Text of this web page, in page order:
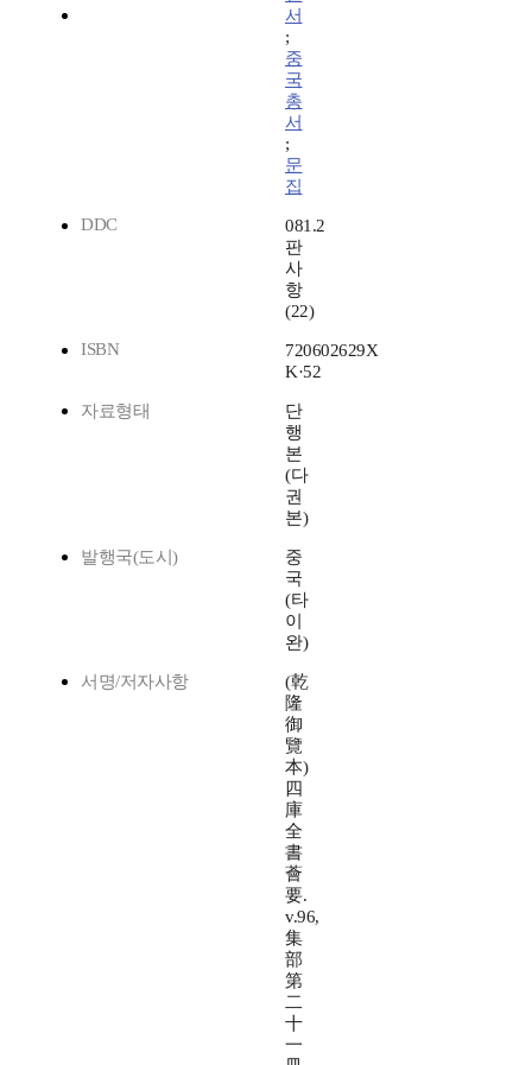
서
;
중
국
총
서
;
문
집
DDC
081.2
판
사
항
(22)
ISBN
720602629X
K·52
자료형태
단
행
본
(다
권
본)
발행국(도시)
중
국
(타
이
완)
서명/저자사항
(乾
隆
御
覽
本)
四
庫
全
書
薈
要.
v.96,
集
部
第
二
十
一